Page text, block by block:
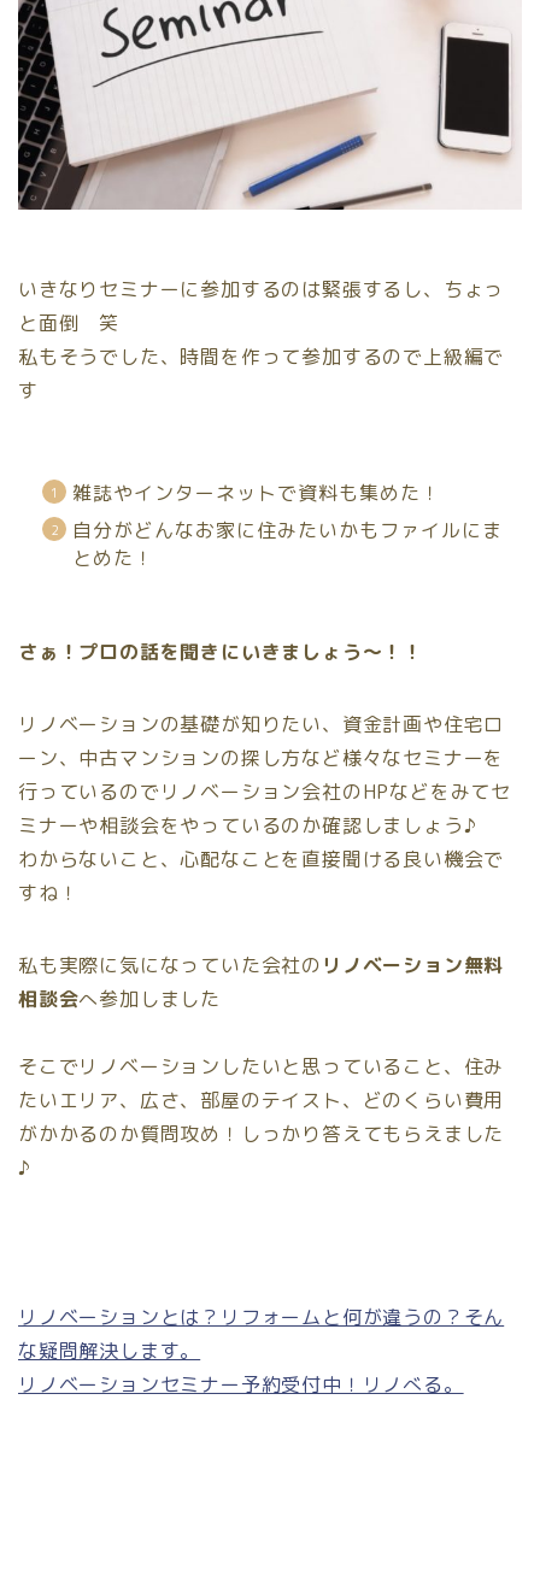
いきなりセミナーに参加するのは緊張するし、ちょっ
と面倒 笑
私もそうでした、時間を作って参加するので上級編で
す
雑誌やインターネットで資料も集めた！
自分がどんなお家に住みたいかもファイルにま
とめた！
さぁ！ プロの話を聞きにいきましょう〜！！
リノベーションの基礎が知りたい、資金計画や住宅ロ
ーン、中古マンションの探し方など様々なセミナーを
行っているのでリノベーション会社のHPなどをみてセ
ミナーや相談会をやっているのか確認しましょう♪
わからないこと、心配なことを直接聞ける良い機会で
すね！
私も実際に気になっていた会社のリノベーション無料
相談会へ参加しました
そこでリノベーションしたいと思っていること、住み
たいエリア、広さ、部屋のテイスト、どのくらい費用
がかかるのか質問攻め！しっかり答えてもらえました
♪
リノベーションとは？リフォームと何が違うの？そん
な疑問解決します。
リノベーションセミナー予約受付中！リノべる。